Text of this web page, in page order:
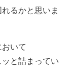
るかと思いま
いて
と詰まってい